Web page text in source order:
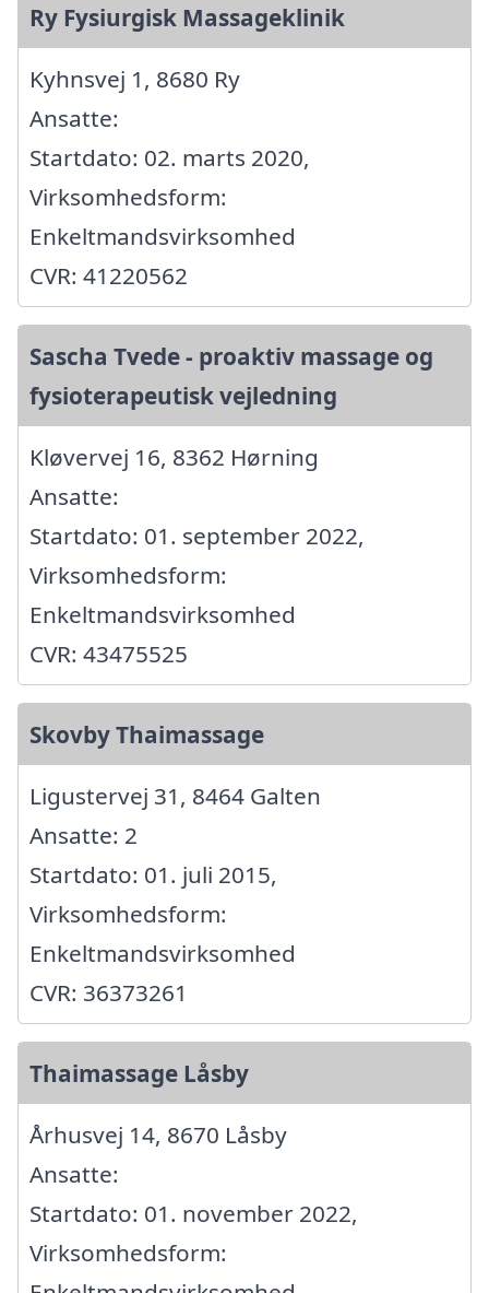
Ry Fysiurgisk Massageklinik
Kyhnsvej 1, 8680 Ry
Ansatte:
Startdato: 02. marts 2020,
Virksomhedsform:
Enkeltmandsvirksomhed
CVR: 41220562
Sascha Tvede - proaktiv massage og
fysioterapeutisk vejledning
Kløvervej 16, 8362 Hørning
Ansatte:
Startdato: 01. september 2022,
Virksomhedsform:
Enkeltmandsvirksomhed
CVR: 43475525
Skovby Thaimassage
Ligustervej 31, 8464 Galten
Ansatte: 2
Startdato: 01. juli 2015,
Virksomhedsform:
Enkeltmandsvirksomhed
CVR: 36373261
Thaimassage Låsby
Århusvej 14, 8670 Låsby
Ansatte:
Startdato: 01. november 2022,
Virksomhedsform: